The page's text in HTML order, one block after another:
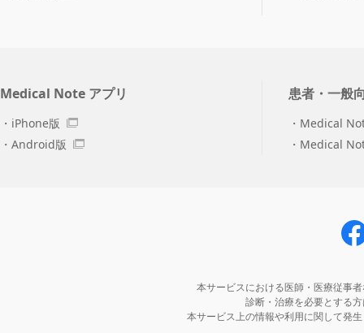
Medical Note アプリ
iPhone版
Android版
患者・一般
Medical
Medical
本サービスにおける医師・医療従事
診断・治療を必要とする
本サービス上の情報や利用に関して発